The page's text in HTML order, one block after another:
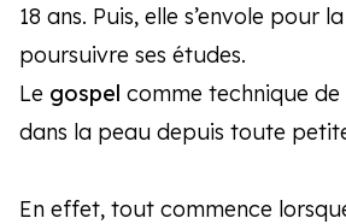
18 ans. Puis, elle s’envole pour
poursuivre ses études.
Le gospel comme technique de
dans la peau depuis toute
En effet, tout commence